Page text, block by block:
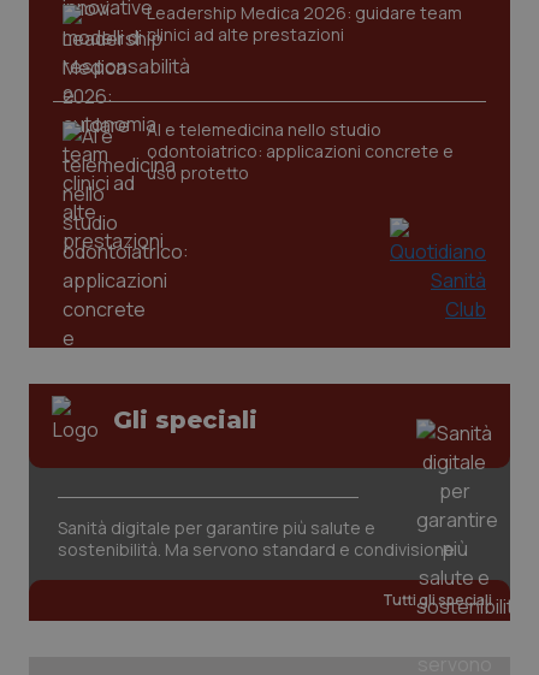
Leadership Medica 2026: guidare team
clinici ad alte prestazioni
AI e telemedicina nello studio
odontoiatrico: applicazioni concrete e
uso protetto
Gli speciali
Sanità digitale per garantire più salute e
sostenibilità. Ma servono standard e condivisione
Tutti gli speciali
www.quotidianosanita.it